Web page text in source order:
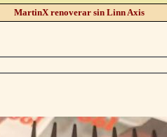
MartinX renoverar sin Linn Axis